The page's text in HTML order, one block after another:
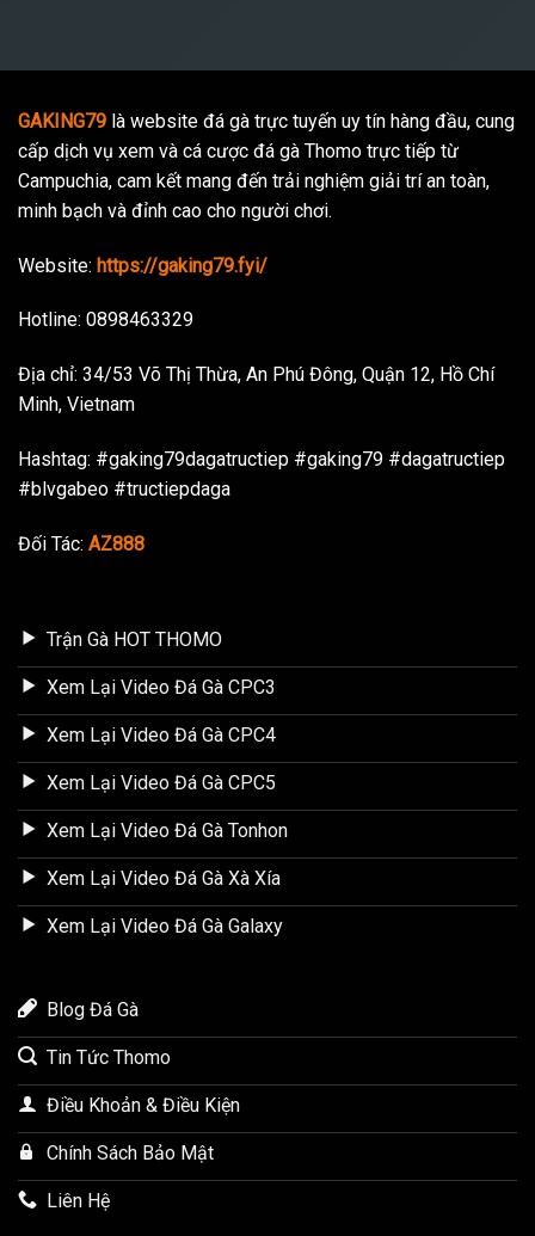
GAKING79 là website đá gà trực tuyến uy tín hàng đầu, cung
cấp dịch vụ xem và cá cược đá gà Thomo trực tiếp từ
Campuchia, cam kết mang đến trải nghiệm giải trí an toàn,
minh bạch và đỉnh cao cho người chơi.
Website: https://gaking79.fyi/
Hotline: 0898463329
Địa chỉ: 34/53 Võ Thị Thừa, An Phú Đông, Quận 12, Hồ Chí
Minh, Vietnam
Hashtag: #gaking79dagatructiep #gaking79 #dagatructiep
#blvgabeo #tructiepdaga
Đối Tác: AZ888
Trận Gà HOT THOMO
Xem Lại Video Đá Gà CPC3
Xem Lại Video Đá Gà CPC4
Xem Lại Video Đá Gà CPC5
Xem Lại Video Đá Gà Tonhon
Xem Lại Video Đá Gà Xà Xía
Xem Lại Video Đá Gà Galaxy
Blog Đá Gà
Tin Tức Thomo
Điều Khoản & Điều Kiện
Chính Sách Bảo Mật
Liên Hệ